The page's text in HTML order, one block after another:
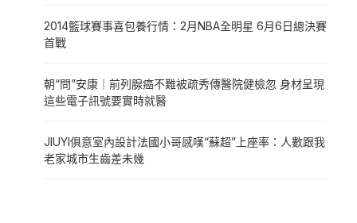
2014籃球賽事喜包養行情：2月NBA全明星 6月6日總決賽
首戰
朝“問”安康｜前列腺癌不難被疏秀傳醫院健檢忽 身材呈現
這些電子訊號要實時就醫
JIUYI俱意室內設計法國小哥感嘆“蘇超”上座率：人數跟我
老家城市生齒差未幾